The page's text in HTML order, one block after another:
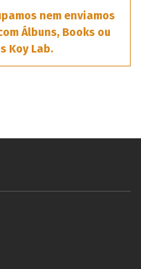
nem enviamos
Álbuns, Books ou
Koy Lab.